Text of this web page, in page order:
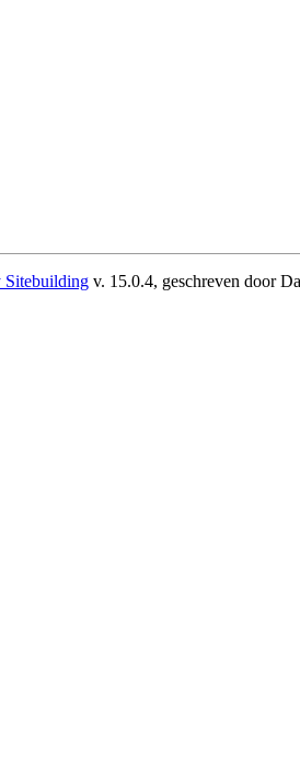
Sitebuilding v. 15.0.4, geschreven door